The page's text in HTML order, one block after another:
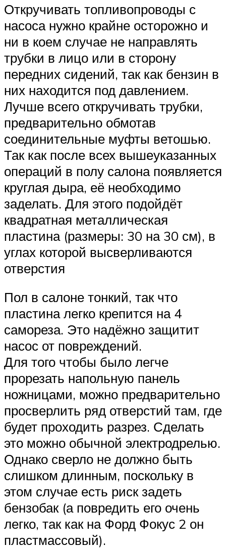
Откручивать топливопроводы с
насоса нужно крайне осторожно и
ни в коем случае не направлять
трубки в лицо или в сторону
передних сидений, так как бензин в
них находится под давлением.
Лучше всего откручивать трубки,
предварительно обмотав
соединительные муфты ветошью.
Так как после всех вышеуказанных
операций в полу салона появляется
круглая дыра, её необходимо
заделать. Для этого подойдёт
квадратная металлическая
пластина (размеры: 30 на 30 см), в
углах которой высверливаются
отверстия
Пол в салоне тонкий, так что
пластина легко крепится на 4
самореза. Это надёжно защитит
насос от повреждений.
Для того чтобы было легче
прорезать напольную панель
ножницами, можно предварительно
просверлить ряд отверстий там, где
будет проходить разрез. Сделать
это можно обычной электродрелью.
Однако сверло не должно быть
слишком длинным, поскольку в
этом случае есть риск задеть
бензобак (а повредить его очень
легко, так как на Форд Фокус 2 он
пластмассовый).